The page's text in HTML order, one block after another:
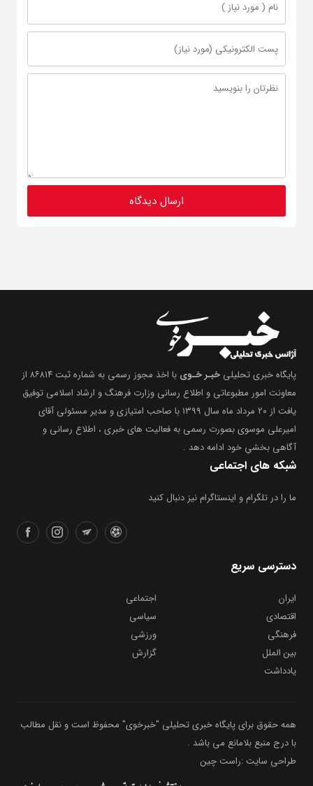
پایگاه خبری تحلیلی خبـر خـوی
با اخذ مجوز رسمی به شماره ثبت ۸۶۸۱۴ از
معاونت امور مطبوعاتی و اطلاع رسانی وزارت فرهنگ و ارشاد اسلامی توفیق
یافت از ۲۰ مرداد ماه سال ۱۳۹۹ با صاحب امتیازی و مدیر مسئولی آقای
امیرعلی موسوی بصورت رسمی به فعالیت های خبری ، اطلاع رسانی و
آگاهی بخشیِ خود ادامه دهد .
شبکه های اجتماعی
ما را در تلگرام و اینستاگرام نیز دنبال کنید
دسترسی سریع
ایران
اجتماعی
اقتصادی
سیاسی
فرهنگی
ورزشی
بین الملل
گزارش
یادداشت
همه حقوق برای پایگاه خبری تحلیلی "خبرخوی" محفوظ است و نقل مطالب
با درج منبع بلامانع می باشد .
طراحی سایت :راست چین